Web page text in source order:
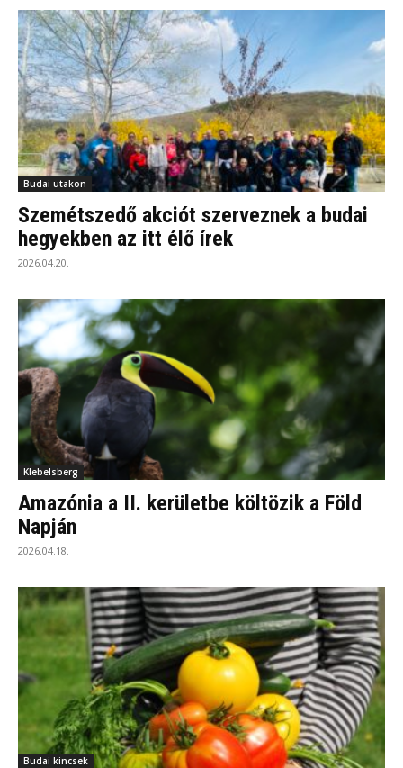
Budai utakon
Szemétszedő akciót szerveznek a budai
hegyekben az itt élő írek
2026.04.20.
Klebelsberg
Amazónia a II. kerületbe költözik a Föld
Napján
2026.04.18.
Budai kincsek